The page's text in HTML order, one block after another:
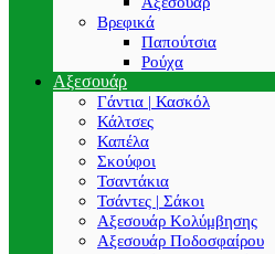
Βρεφικά
Παπούτσια
Ρούχα
Αξεσουάρ
Γάντια | Κασκόλ
Κάλτσες
Καπέλα
Σκούφοι
Τσαντάκια
Τσάντες | Σάκοι
Αξεσουάρ Κολύμβησης
Αξεσουάρ Ποδοσφαίρου